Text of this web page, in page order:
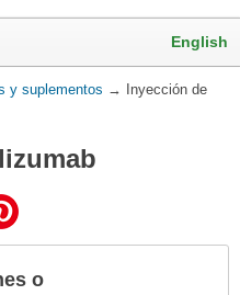
English
y suplementos → Inyección de
o